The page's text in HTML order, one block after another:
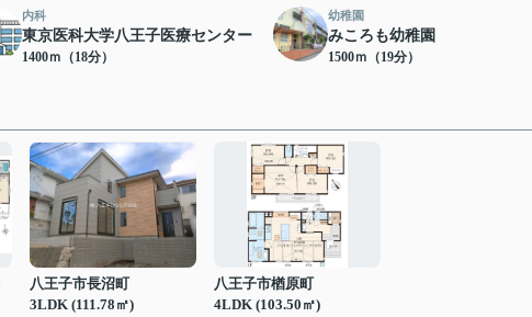
内科
東京医科大学八王子医療センター
1400ｍ（18分）
幼稚園
みころも幼稚園
1500ｍ（19分）
八王子市長沼町
3LDK (111.78㎡)
八王子市楢原町
4LDK (103.50㎡)